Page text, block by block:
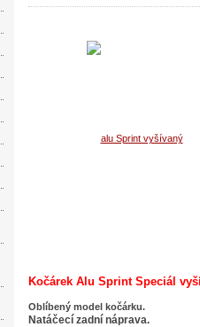
Kočárek Alu Sprint Speciál
Oblíbený model kočárku.
Natáčecí zadní náprava.